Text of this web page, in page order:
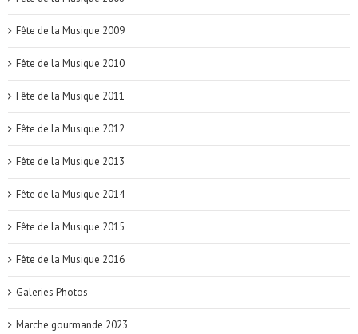
Fête de la Musique 2009
Fête de la Musique 2010
Fête de la Musique 2011
Fête de la Musique 2012
Fête de la Musique 2013
Fête de la Musique 2014
Fête de la Musique 2015
Fête de la Musique 2016
Galeries Photos
Marche gourmande 2023